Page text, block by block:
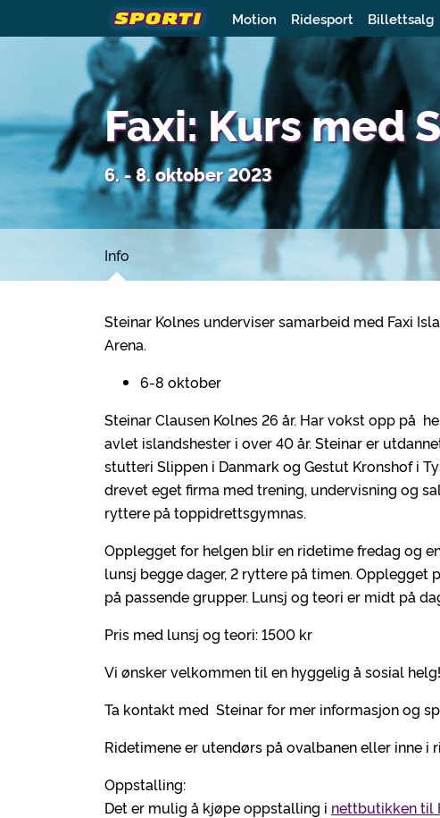
Motion Ridesport Billettsalg
Faxi: Kurs med
6. - 8. oktober 2023
Info
Steinar Kolnes underviser samarbeid med Faxi
Arena.
6-8 oktober
Steinar Clausen Kolnes 26 år. Har vokst opp på
avlet islandshester i over 40 år. Steinar er
stutteri Slippen i Danmark og Gestut Kronshof i
drevet eget firma med trening, undervisning og
ryttere på toppidrettsgymnas.
Opplegget for helgen blir en ridetime fredag og
lunsj begge dager, 2 ryttere på timen.
på passende grupper. Lunsj og teori er midt på
Pris med lunsj og teori: 1500 kr
Vi ønsker velkommen til en hyggelig å sosial helg!
Ta kontakt med Steinar for mer informasjon og
Ridetimene er utendørs på ovalbanen eller inne i
Oppstalling:
Det er mulig å kjøpe oppstalling i nettbutikken til